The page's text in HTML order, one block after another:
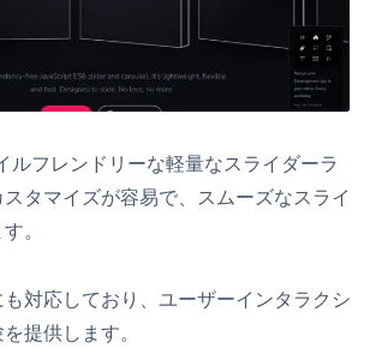
ルフレンドリーな軽量なスライダーラ
タマイズが容易で、スムーズなスライ
。
対応しており、ユーザーインタラクシ
提供します。